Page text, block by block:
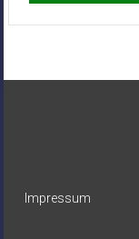
Impressum